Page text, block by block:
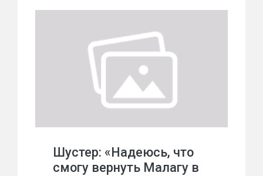
Шустер: «Надеюсь, что
смогу вернуть Малагу в